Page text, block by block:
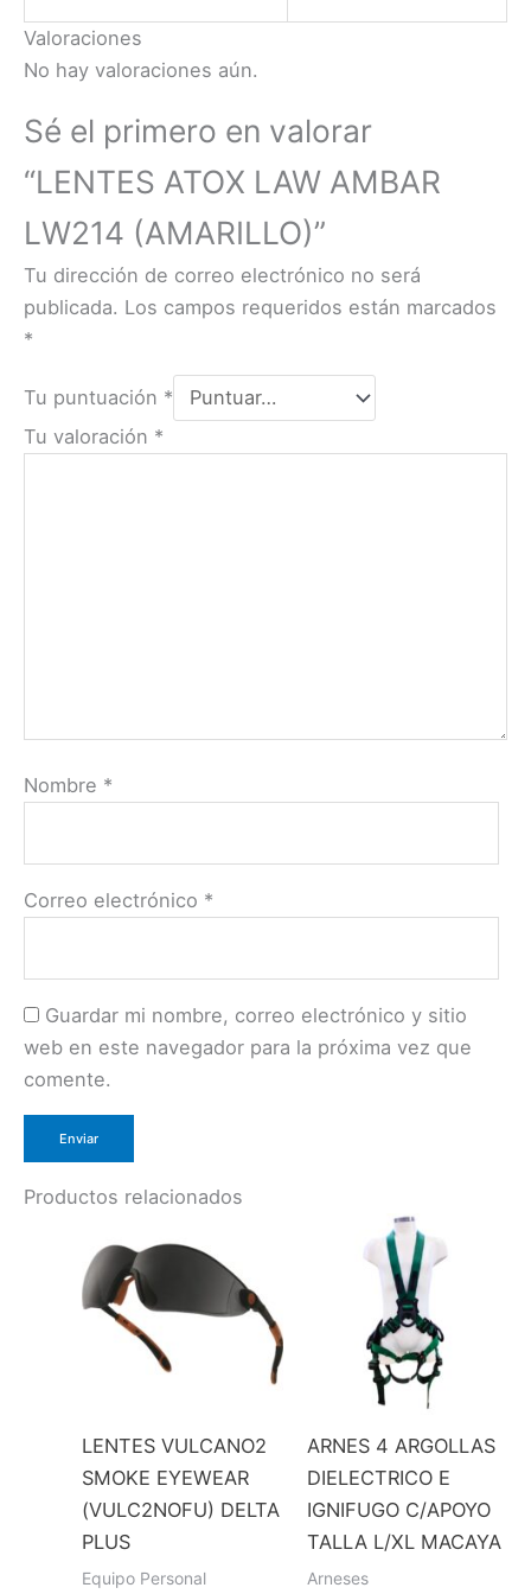
Valoraciones
No hay valoraciones aún.
Sé el primero en valorar
“LENTES ATOX LAW AMBAR
LW214 (AMARILLO)”
Tu dirección de correo electrónico no será
publicada. Los campos requeridos están marcados
*
Tu puntuación *
Tu valoración *
Nombre *
Correo electrónico *
Guardar mi nombre, correo electrónico y sitio
web en este navegador para la próxima vez que
comente.
Productos relacionados
LENTES VULCANO2
SMOKE EYEWEAR
(VULC2NOFU) DELTA
PLUS
Equipo Personal
ARNES 4 ARGOLLAS
DIELECTRICO E
IGNIFUGO C/APOYO
TALLA L/XL MACAYA
Arneses